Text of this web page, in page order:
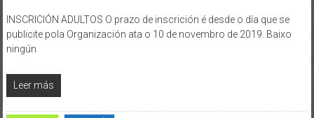
INSCRICIÓN ADULTOS O prazo de inscrición é desde o día que se
publicite pola Organización ata o 10 de novembro de 2019. Baixo
ningún
Leer más